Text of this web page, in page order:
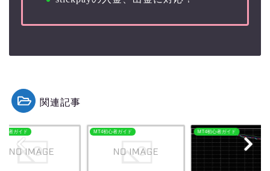
関連記事
心者ガイド MT4初心者ガイド MT4初心者ガイド